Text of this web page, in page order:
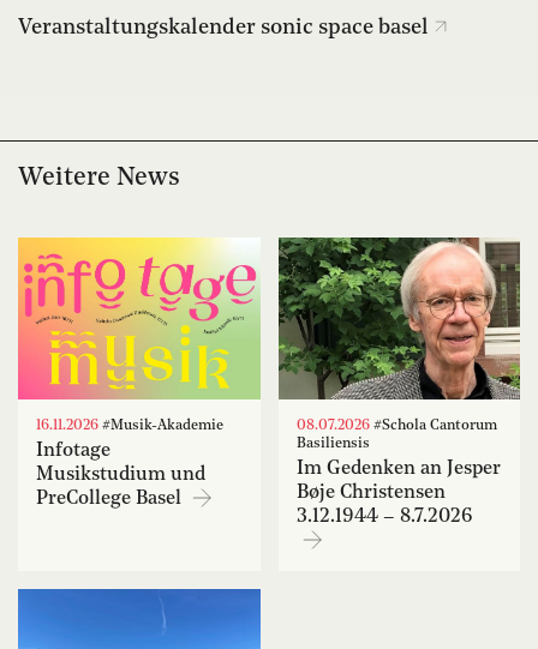
Veranstaltungskalender sonic space basel
Weitere News
16.11.2026 #Musik-Akademie
Infotage
Musikstudium und
PreCollege Basel
08.07.2026#Schola Cantorum
Basiliensis
Im Gedenken an Jesper
Bøje Christensen
3.12.1944 – 8.7.2026